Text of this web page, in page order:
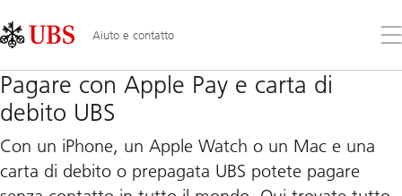
Links
Area
Aiuto e contatto
il
Pagare con Apple Pay e carta di
debito UBS
Con un iPhone, un Apple Watch o un Mac e una
carta di debito o prepagata UBS potete pagare